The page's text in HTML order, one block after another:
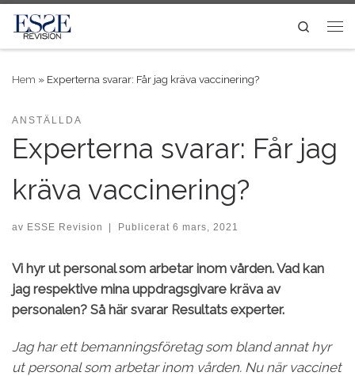
Skip to content
Search
Hem » Experterna svarar: Får jag kräva vaccinering?
ANSTÄLLDA
Experterna svarar: Får jag
kräva vaccinering?
av ESSE Revision Publicerat 6 mars, 2021
Vi hyr ut personal som arbetar inom vården. Vad kan
jag respektive mina uppdragsgivare kräva av
personalen? Så här svarar Resultats experter.
Jag har ett bemanningsföretag som bland annat hyr
ut personal som arbetar inom vården. Nu när vaccinet